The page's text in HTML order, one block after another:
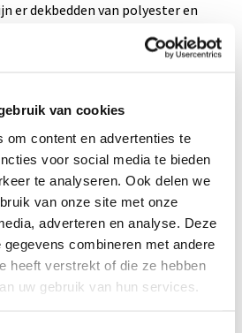
van cookies
om content en advertenties te
voor social media te bieden
te analyseren. Ook delen we
van onze site met onze
adverteren en analyse. Deze
combineren met andere
heeft verstrekt of die ze hebben
uw gebruik van hun services.
er dekbedden van polyester en
van natuurlijke materialen zoals
creëren? Zorg er dan voor dat het
je matras/topper. Op deze manier
zijkanten van het matras/de
jouw bed een heuse
is het aan te raden om het bed niet
als je ’s ochtends opstaat. Het is
open te slaan, zodat het vocht kan